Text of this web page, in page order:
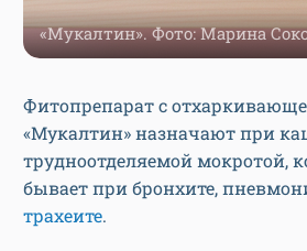
«Мукалтин». Фото: Марина
Фитопрепарат с
«Мукалтин» назначают при
трудноотделяемой мокротой,
бывает при бронхите,
трахеите.